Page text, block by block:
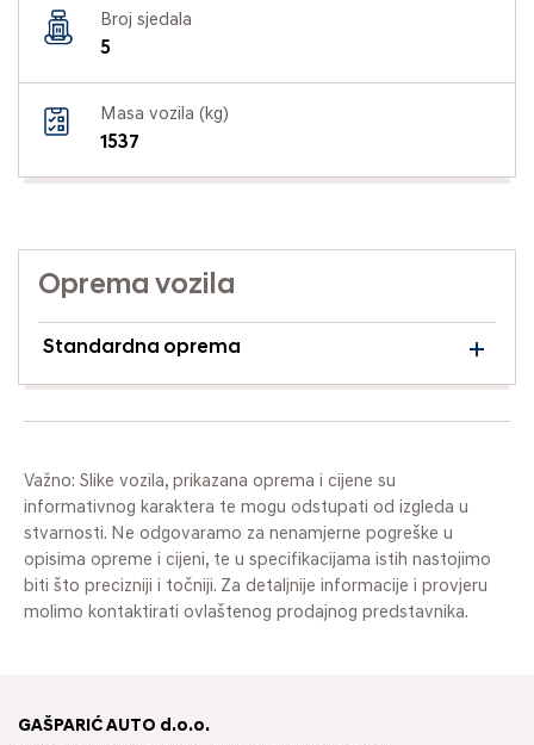
Broj sjedala
5
Masa vozila (kg)
1537
Oprema vozila
Standardna oprema
Važno: Slike vozila, prikazana oprema i cijene su
informativnog karaktera te mogu odstupati od izgleda u
stvarnosti. Ne odgovaramo za nenamjerne pogreške u
opisima opreme i cijeni, te u specifikacijama istih nastojimo
biti što precizniji i točniji. Za detaljnije informacije i provjeru
molimo kontaktirati ovlaštenog prodajnog predstavnika.
GAŠPARIĆ AUTO d.o.o.